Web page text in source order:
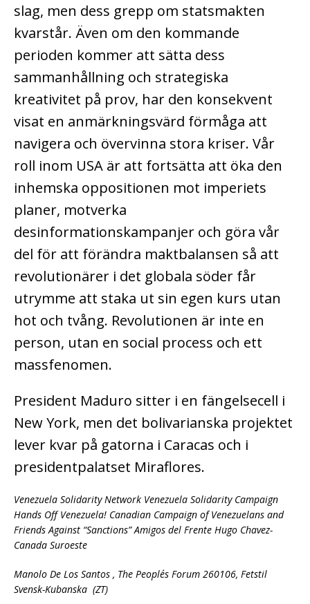
slag, men dess grepp om statsmakten
kvarstår. Även om den kommande
perioden kommer att sätta dess
sammanhållning och strategiska
kreativitet på prov, har den konsekvent
visat en anmärkningsvärd förmåga att
navigera och övervinna stora kriser. Vår
roll inom USA är att fortsätta att öka den
inhemska oppositionen mot imperiets
planer, motverka
desinformationskampanjer och göra vår
del för att förändra maktbalansen så att
revolutionärer i det globala söder får
utrymme att staka ut sin egen kurs utan
hot och tvång. Revolutionen är inte en
person, utan en social process och ett
massfenomen.
President Maduro sitter i en fängelsecell i
New York, men det bolivarianska projektet
lever kvar på gatorna i Caracas och i
presidentpalatset Miraflores.
Venezuela Solidarity Network Venezuela Solidarity Campaign
Hands Off Venezuela! Canadian Campaign of Venezuelans and
Friends Against “Sanctions” Amigos del Frente Hugo Chavez-
Canada Suroeste
Manolo De Los Santos , The People´s Forum 260106, Fetstil
Svensk-Kubanska (ZT)